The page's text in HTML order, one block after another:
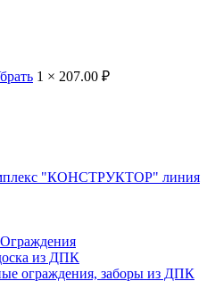
1 × 207.00 ₽
"КОНСТРУКТОР" линия
Ограждения
из ДПК
ограждения, заборы из ДПК